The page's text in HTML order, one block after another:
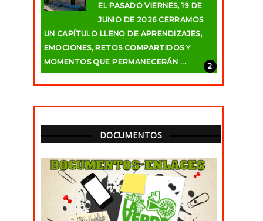
EL PASADO VIERNES, 19 DE
JUNIO DE 2026 CERRAMOS
UN CAPÍTULO LLENO DE APRENDIZAJES,
EMOCIONES, RETOS COMPARTIDOS Y
MOMENTOS QUE PERMANECERÁN ...
DOCUMENTOS